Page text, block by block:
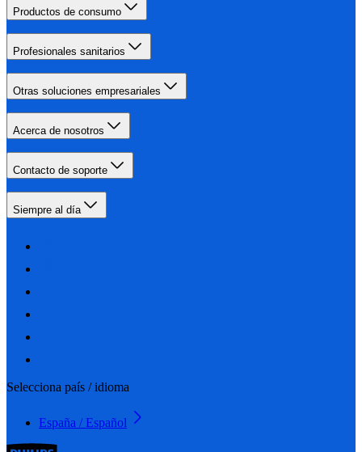
Productos de consumo
Profesionales sanitarios
Otras soluciones empresariales
Acerca de nosotros
Contacto de soporte
Siempre al día
Selecciona país / idioma
España / Español